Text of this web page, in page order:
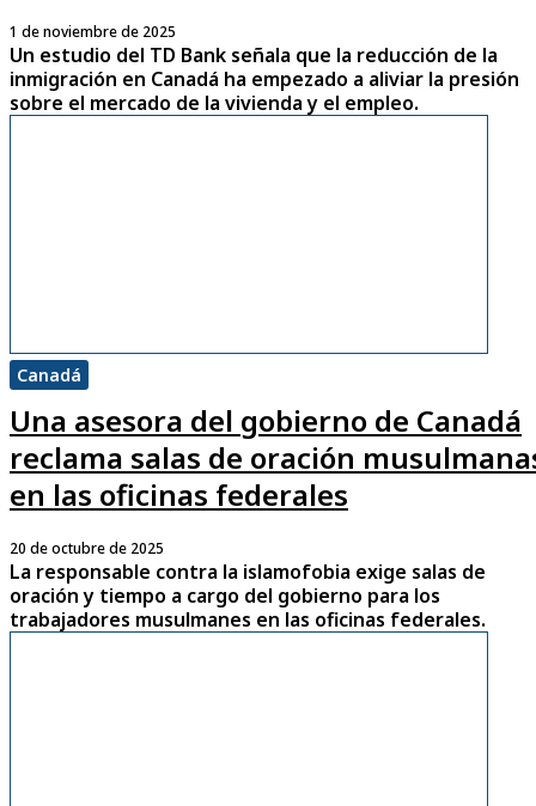
1 de noviembre de 2025
Un estudio del TD Bank señala que la reducción de la
inmigración en Canadá ha empezado a aliviar la presión
sobre el mercado de la vivienda y el empleo.
Canadá
Una asesora del gobierno de Canadá
reclama salas de oración
en las oficinas federales
20 de octubre de 2025
La responsable contra la islamofobia exige salas de
oración y tiempo a cargo del gobierno para los
trabajadores musulmanes en las oficinas federales.